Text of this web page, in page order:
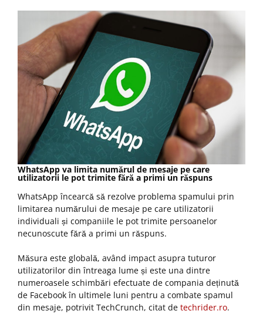
WhatsApp va limita numărul de mesaje pe care
utilizatorii le pot trimite fără a primi un răspuns
WhatsApp încearcă să rezolve problema spamului prin
limitarea numărului de mesaje pe care utilizatorii
individuali și companiile le pot trimite persoanelor
necunoscute fără a primi un răspuns.
Măsura este globală, având impact asupra tuturor
utilizatorilor din întreaga lume și este una dintre
numeroasele schimbări efectuate de compania deținută
de Facebook în ultimele luni pentru a combate spamul
din mesaje, potrivit TechCrunch, citat de techrider.ro.